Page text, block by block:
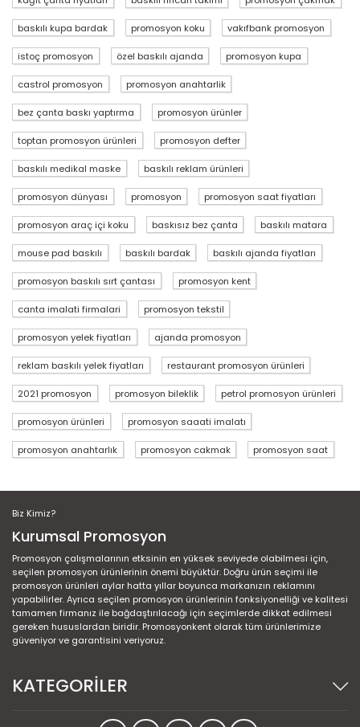
baskılı kupa bardak promosyon koku vakıfbank promosyon
istoç promosyon özel baskılı ajanda promosyon kupa
castrol promosyon promosyon anahtarlik
bez çanta baskı yaptırma promosyon ürünler
toptan promosyon ürünleri promosyon defter
baskılı medikal maske baskılı reklam ürünleri
promosyon dünyası promosyon promosyon saat fiyatları
promosyon araç içi koku baskısız bez çanta baskılı matara
mouse pad baskılı baskılı bardak baskılı ajanda fiyatları
promosyon baskılı sırt çantası promosyon kent
canta imalati firmalari promosyon tekstil
promosyon yelek fiyatları ajanda promosyon
reklam baskılı yelek fiyatları restaurant promosyon ürünleri
2021 promosyon promosyon bileklik petrol promosyon ürünleri
promosyon ürünleri promosyon saaati imalatı
promosyon anahtarlık promosyon cakmak promosyon saat
Biz Kimiz?
Kurumsal Promosyon
Promosyon çalışmalarının etksinin en yüksek seviyede olabilmesi için,
seçilen promosyon ürünlerinin önemi büyüktür. Doğru ürün seçimi ile
promosyon ürünleri aylar hatta yıllar boyunca markanızın reklamını
yapabilirler. Ayrıca seçilen promosyon ürünlerinin fonksiyonelliği ve kalitesi
tamamen firmanız ile bağdaştırılacağı için seçimlerde dikkat edilmesi
gereken hususlardan biridir. Promosyonkent olarak tüm ürünlerimize
güveniyor ve garantisini veriyoruz.
KATEGORİLER